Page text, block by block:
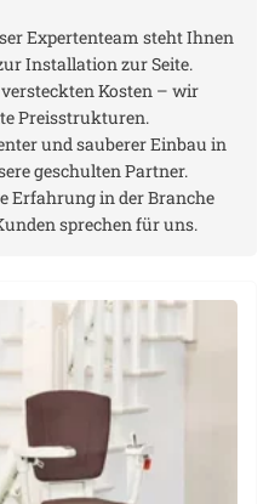
Expertenteam steht Ihnen
Installation zur Seite.
Kosten – wir
Preisstrukturen.
und sauberer Einbau in
geschulten Partner.
Erfahrung in der Branche
sprechen für uns.